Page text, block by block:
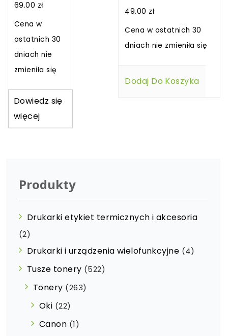
69.00 zł
Cena w
ostatnich 30
dniach nie
zmieniła się
Dowiedz się
więcej
49.00 zł
Cena w ostatnich 30
dniach nie zmieniła się
Dodaj Do Koszyka
Produkty
Drukarki etykiet termicznych i akcesoria
(2)
Drukarki i urządzenia wielofunkcyjne (4)
Tusze tonery (522)
Tonery (263)
Oki (22)
Canon (1)